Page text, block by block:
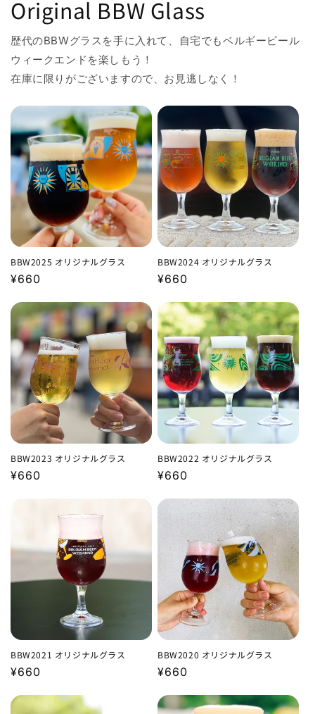
Original BBW Glass
歴代のBBWグラスを手に入れて、自宅でもベルギービール
ウィークエンドを楽しもう！
在庫に限りがございますので、お見逃しなく！
BBW2025 オリジナルグラス
通
価
格
¥660
BBW2024 オリジナルグラス
通
価
格
¥660
BBW2023 オリジナルグラス
通
¥660
BBW2022 オリジナルグラス
通
価
格
¥660
BBW2021 オリジナルグラス
通
価
¥660
BBW2020 オリジナルグラス
通
価
¥660